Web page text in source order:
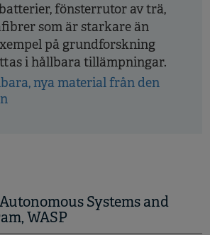
fönsterrutor av trä,
som är starkare än
på grundforskning
i hållbara tillämpningar.
nya material från den
Systems and
WASP